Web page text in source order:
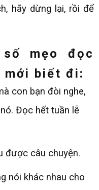
hãy dừng lại, rồi để
số mẹo đọc
mới biết đi:
con bạn đòi nghe,
Đọc hết tuần lễ
được câu chuyện.
nói khác nhau cho